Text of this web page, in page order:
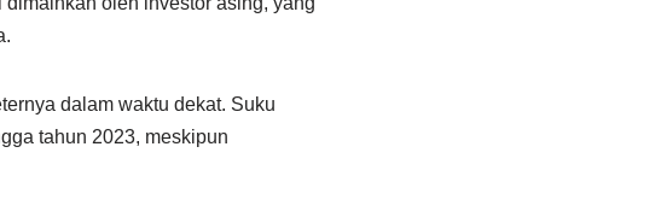
dalam waktu dekat. Suku
tahun 2023, meskipun